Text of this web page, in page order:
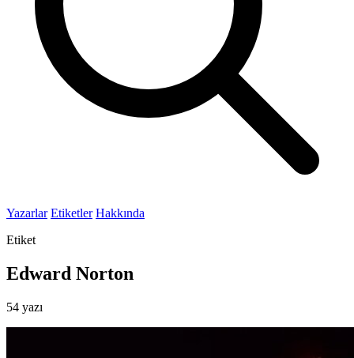
Yazarlar Etiketler Hakkında
Etiket
Edward Norton
54 yazı